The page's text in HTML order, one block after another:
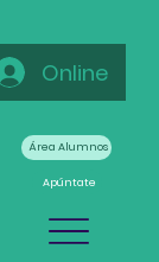
Online
Área Alumnos
Apúntate